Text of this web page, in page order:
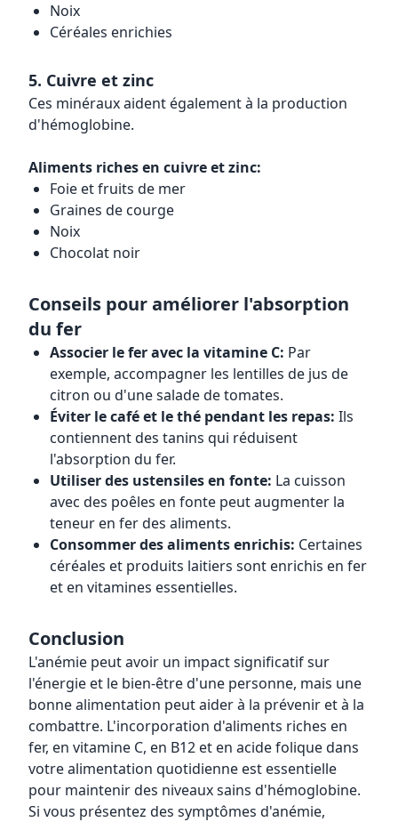
Noix
Céréales enrichies
5. Cuivre et zinc
Ces minéraux aident également à la production
d'hémoglobine.
Aliments riches en cuivre et zinc:
Foie et fruits de mer
Graines de courge
Noix
Chocolat noir
Conseils pour améliorer l'absorption
du fer
Associer le fer avec la vitamine C: Par
exemple, accompagner les lentilles de jus de
citron ou d'une salade de tomates.
Éviter le café et le thé pendant les repas: Ils
contiennent des tanins qui réduisent
l'absorption du fer.
Utiliser des ustensiles en fonte: La cuisson
avec des poêles en fonte peut augmenter la
teneur en fer des aliments.
Consommer des aliments enrichis: Certaines
céréales et produits laitiers sont enrichis en fer
et en vitamines essentielles.
Conclusion
L'anémie peut avoir un impact significatif sur
l'énergie et le bien-être d'une personne, mais une
bonne alimentation peut aider à la prévenir et à la
combattre. L'incorporation d'aliments riches en
fer, en vitamine C, en B12 et en acide folique dans
votre alimentation quotidienne est essentielle
pour maintenir des niveaux sains d'hémoglobine.
Si vous présentez des symptômes d'anémie,